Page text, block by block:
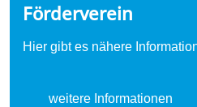
Förderverein
Hier gibt es nähere
weitere Informationen